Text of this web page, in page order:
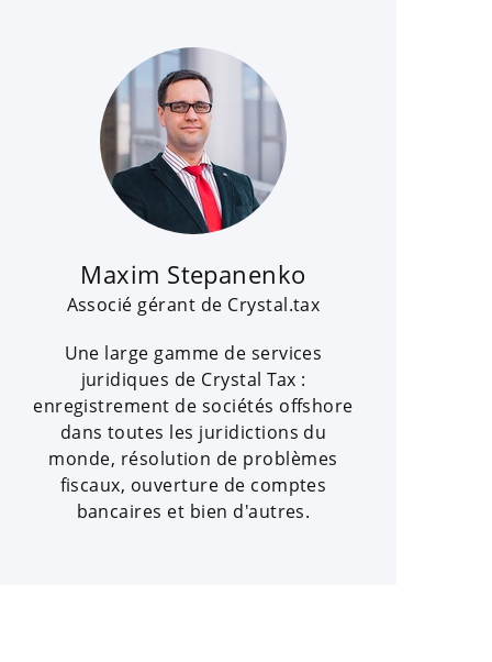
Maxim Stepanenko
Associé gérant de Crystal.tax
Une large gamme de services
juridiques de Crystal Tax :
enregistrement de sociétés offshore
dans toutes les juridictions du
monde, résolution de problèmes
fiscaux, ouverture de comptes
bancaires et bien d'autres.